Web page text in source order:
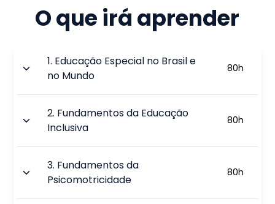
O que irá aprender
1. Educação Especial no Brasil e
no Mundo
80h
2. Fundamentos da Educação
Inclusiva
80h
3. Fundamentos da
Psicomotricidade
80h